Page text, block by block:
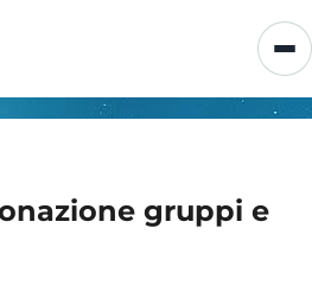
gruppi e